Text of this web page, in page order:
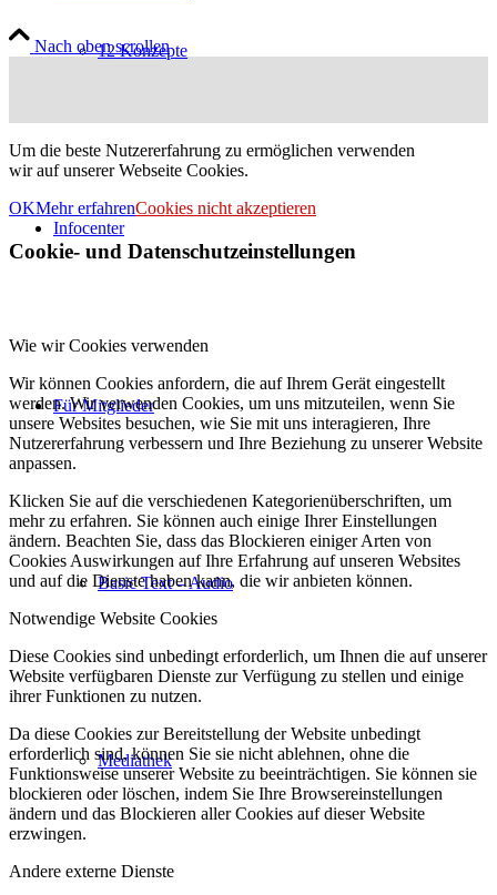
12 Konzepte
Infocenter
Für Mitglieder
Basic Text – Audio
Mediathek
Nach oben scrollen
Um die beste Nutzererfahrung zu ermöglichen verwenden
wir auf unserer Webseite Cookies.
OKMehr erfahrenCookies nicht akzeptieren
Cookie- und Datenschutzeinstellungen
Wie wir Cookies verwenden
Wir können Cookies anfordern, die auf Ihrem Gerät eingestellt
werden. Wir verwenden Cookies, um uns mitzuteilen, wenn Sie
unsere Websites besuchen, wie Sie mit uns interagieren, Ihre
Nutzererfahrung verbessern und Ihre Beziehung zu unserer Website
anpassen.
Klicken Sie auf die verschiedenen Kategorienüberschriften, um
mehr zu erfahren. Sie können auch einige Ihrer Einstellungen
ändern. Beachten Sie, dass das Blockieren einiger Arten von
Cookies Auswirkungen auf Ihre Erfahrung auf unseren Websites
und auf die Dienste haben kann, die wir anbieten können.
Notwendige Website Cookies
Diese Cookies sind unbedingt erforderlich, um Ihnen die auf unserer
Website verfügbaren Dienste zur Verfügung zu stellen und einige
ihrer Funktionen zu nutzen.
Da diese Cookies zur Bereitstellung der Website unbedingt
erforderlich sind, können Sie sie nicht ablehnen, ohne die
Funktionsweise unserer Website zu beeinträchtigen. Sie können sie
blockieren oder löschen, indem Sie Ihre Browsereinstellungen
ändern und das Blockieren aller Cookies auf dieser Website
erzwingen.
Andere externe Dienste